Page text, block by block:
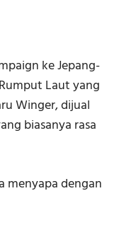
ke Jepang-
Laut yang
Winger, dijual
biasanya rasa
menyapa dengan